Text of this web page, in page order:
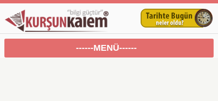
------MENÜ------